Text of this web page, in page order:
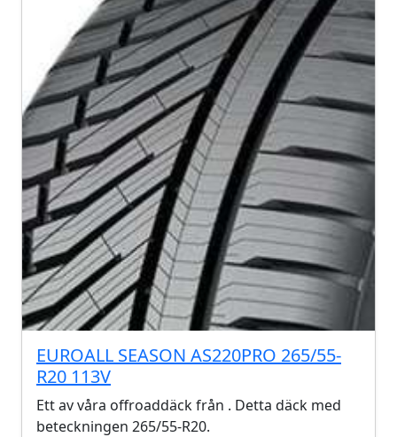
EUROALL SEASON AS220PRO 265/55-
R20 113V
Ett av våra offroaddäck från . Detta däck med
beteckningen 265/55-R20.